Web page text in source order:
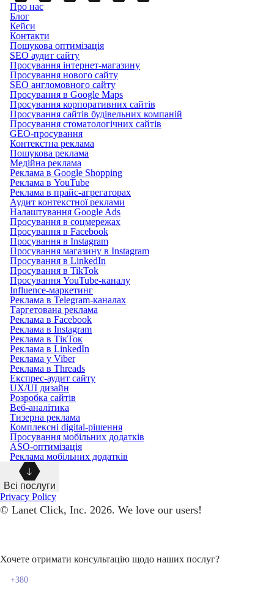
Про нас
Блог
Кейси
Контакти
Пошукова оптимізація
SEO аудит сайту
Просування інтернет-магазину
Просування нового сайту
SEO англомовного сайту
Просування в Google Maps
Просування корпоративних сайтів
Просування сайтів будівельних компаній
Просування стоматологічних сайтів
GEO-просування
Контекстна реклама
Пошукова реклама
Медійна реклама
Реклама в Google Shopping
Реклама в YouTube
Реклама в прайс-агрегаторах
Аудит контекстної реклами
Налаштування Google Ads
Просування в соцмережах
Просування в Facebook
Просування в Instagram
Просування магазину в Instagram
Просування в LinkedIn
Просування в TikTok
Просування YouTube-каналу
Influence-маркетинг
Реклама в Telegram-каналах
Таргетована реклама
Реклама в Facebook
Реклама в Instagram
Реклама в ТікТок
Реклама в LinkedIn
Реклама у Viber
Реклама в Threads
Експрес-аудит сайту
UX/UI дизайн
Розробка сайтів
Веб-аналітика
Тизерна реклама
Комплексні digital-рішення
Просування мобільних додатків
ASO-оптимізація
Реклама мобільних додатків
Всі послуги
Privacy Policy
© Lanet Click, Inc. 2026. We love our users!
Хочете отримати консультацію щодо наших послуг?